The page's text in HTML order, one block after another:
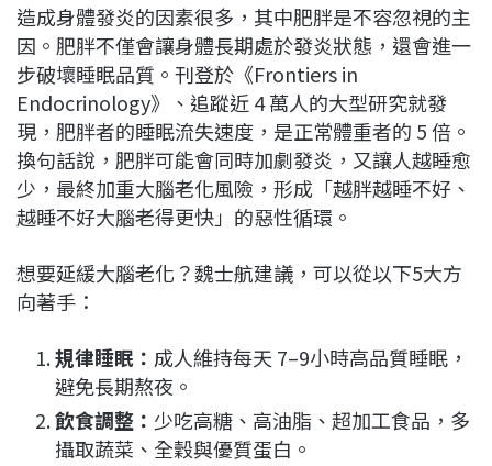
造成身體發炎的因素很多，其中肥胖是不容忽視的主
因。肥胖不僅會讓身體長期處於發炎狀態，還會進一
步破壞睡眠品質。刊登於《Frontiers in
Endocrinology》、追蹤近 4 萬人的大型研究就發
現，肥胖者的睡眠流失速度，是正常體重者的 5 倍。
換句話說，肥胖可能會同時加劇發炎，又讓人越睡愈
少，最終加重大腦老化風險，形成「越胖越睡不好、
越睡不好大腦老得更快」的惡性循環。
想要延緩大腦老化？魏士航建議，可以從以下5大方
向著手：
規律睡眠： 成人維持每天 7–9小時高品質睡眠，
避免長期熬夜。
飲食調整： 少吃高糖、高油脂、超加工食品，多
攝取蔬菜、全穀與優質蛋白。